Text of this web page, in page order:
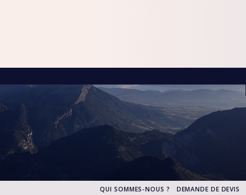
QUI SOMMES-NOUS ? DEMANDE DE DEVIS